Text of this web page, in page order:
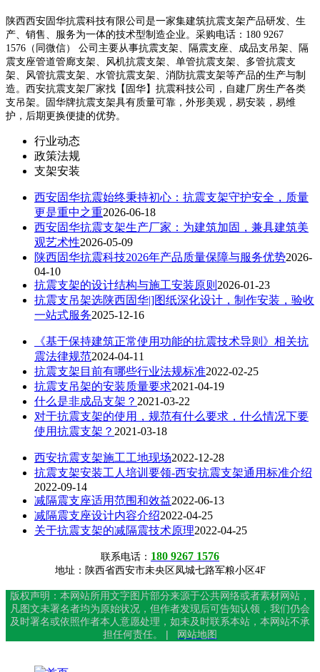
陕西西安固华抗震科技有限公司是一家集建筑抗震支架产品研发、生
产、销售、服务为一体的技术型制造企业。采购电话：180 9267
1576（同微信） 公司主要从事抗震支架、隔震支座、成品支吊架、隔
震支座管道管廊支架、风机抗震支架、单管抗震支架、多管抗震支
架、风管抗震支架、水管抗震支架、消防抗震支架等产品的生产与制
造。西安抗震支架厂家找【固华】抗震科技公司，自建厂房生产各类
支吊架。固华牌抗震支架具有质量可靠，外形美观，易安装，易维
护，后期更换便捷的优势。
行业动态
政策法规
支架安装
西安固华抗震始终秉持初心：抗震支架守护安全，质量
更是重中之重2026-06-18
西安固华抗震支架生产厂家：为建筑加固，兼具建筑美
观艺术性2026-05-09
陕西固华抗震科技2026年产品质量保障与服务优势2026-
04-10
抗震支架的设计结构与施工安装原则 2026-01-23
抗震支吊架选陕西固华|]图纸深化设计，制作安装，验收
一站式服务2025-12-16
《基于保持建筑正常使用功能的抗震技术导则》相关抗
震法律规范2024-04-11
抗震支架目前有哪些行业法规标准2022-02-25
抗震支吊架的安装质量要求2021-04-19
什么是非成品支架？ 2021-03-22
对于抗震支架的使用，规范有什么要求，什么情况下要
使用抗震支架？ 2021-03-18
西安抗震支架施工工地现场2022-12-28
抗震支架安装工人培训要领-西安抗震支架通用标准介绍
2022-09-14
减隔震支座适用范围和效益2022-06-13
减隔震支座设计内容介绍2022-04-25
关于抗震支架的减隔震技术原理2022-04-25
联系电话： 180 9267 1576
地址：陕西省西安市未央区凤城七路军粮小区4F
版权声明：本网站所用文字图片部分来源于公共网络或者素材网站，
凡图文未署名者均为原始状况，但作者发现后可告知认领，我们仍会
及时署名或依照作者本人意愿处理，如未及时联系本站，本网站不承
担任何责任。 | 网站地图